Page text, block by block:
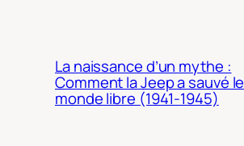
La naissance d’un mythe :
Comment la Jeep a sauvé le
monde libre (1941-1945)